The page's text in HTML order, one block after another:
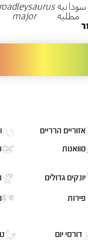
مطليه major
אזוריים הרריים
סוואנות
יונקים גדולים
פירות
דורסי יום